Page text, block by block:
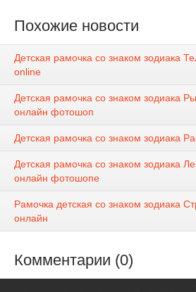
Похожие новости
Детская рамочка со знаком зодиака
online
Детская рамочка со знаком зодиака
онлайн фотошоп
Детская рамочка со знаком зодиака
Детская рамочка со знаком зодиака
онлайн фотошопе
Рамочка детская со знаком зодиака
онлайн
Комментарии (0)